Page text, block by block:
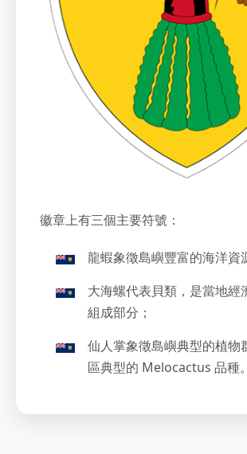
徽章上有三個主要符號：
龍蝦象徵島嶼豐富的海洋資
大海螺代表貝類，是當地經
組成部分；
仙人掌象徵島嶼典型的植物
區典型的 Melocactus 品種。